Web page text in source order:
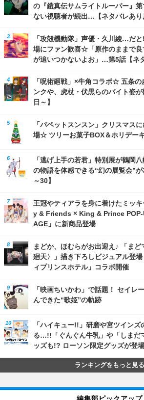
の『鎧真伝サムライトルーパー』
ない視聴者が続出…【ネタバレあり
「攻殻機動隊」声優・久川綾…だ
場にファン歓喜☆「原作のままで良
が追いつかないよお」…第5話【ネ
「呪術廻戦」×牛角コラボ☆ 五条の
ンクや、虎杖・伏黒らのバイト姿
日～】
「パペットスンスン」クリスマス
場☆ ツリーお菓子BOX＆ホリデー
「逃げ上手の若君」特別展が鶴岡
の物語を体感できる“幻の展覧会”
～30】
王冠やティアラを身に着けたミッ
y & Friends × King & Prince POP-
AGE」に新商品登場
まどか、ほむらがお出迎え♪ 「ま
廻天〉」描き下ろしビジュアル登
ィプリンスホテル」コラボ開催
「映画ちいかわ」で話題！ セイレ
んできた“歌姫”の軌跡
「ハイキュー!!」研磨や宮ツイン
る…!!「ぐんぐん牛乳」や「しまだ
ッズも!? ローソン限定グッズが登場
ランキングをもっと見る
編集部ピックアップ